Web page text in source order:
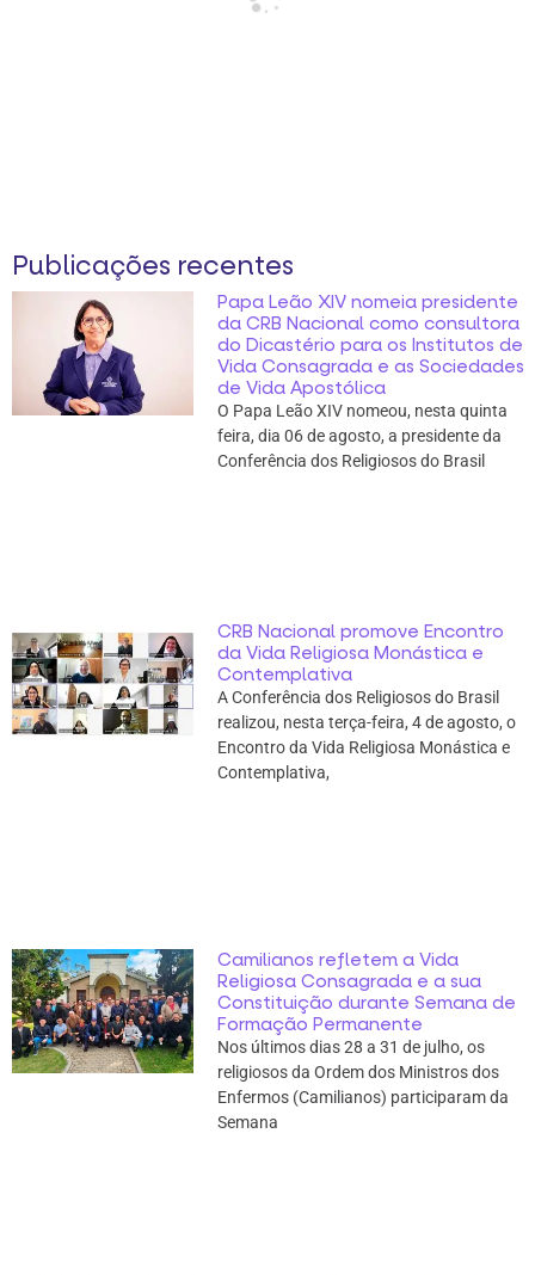
Publicações recentes
Papa Leão XIV nomeia presidente
da CRB Nacional como consultora
do Dicastério para os Institutos de
Vida Consagrada e as Sociedades
de Vida Apostólica
O Papa Leão XIV nomeou, nesta quinta
feira, dia 06 de agosto, a presidente da
Conferência dos Religiosos do Brasil
CRB Nacional promove Encontro
da Vida Religiosa Monástica e
Contemplativa
A Conferência dos Religiosos do Brasil
realizou, nesta terça-feira, 4 de agosto, o
Encontro da Vida Religiosa Monástica e
Contemplativa,
Camilianos refletem a Vida
Religiosa Consagrada e a sua
Constituição durante Semana de
Formação Permanente
Nos últimos dias 28 a 31 de julho, os
religiosos da Ordem dos Ministros dos
Enfermos (Camilianos) participaram da
Semana